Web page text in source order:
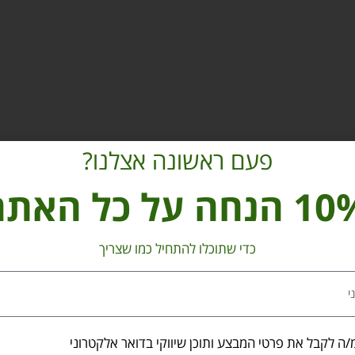
פעם ראשונה אצלנו?
על כל האתר
כדי שתוכלו להתחיל כמו שצריך
ה לקבל את פרטי המבצע ותוכן שיווקי בדואר אלקטרוני